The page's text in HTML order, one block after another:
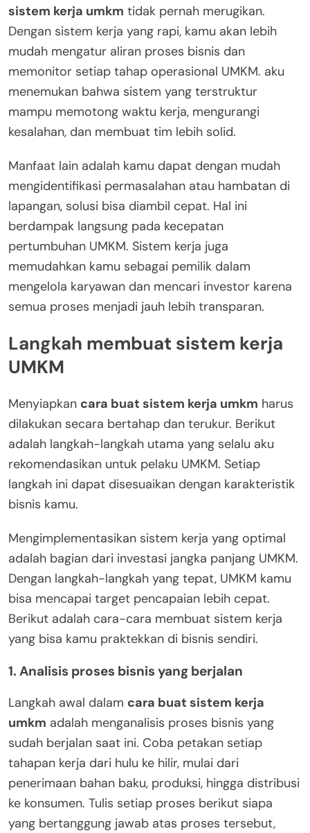
sistem kerja umkm tidak pernah merugikan.
Dengan sistem kerja yang rapi, kamu akan lebih
mudah mengatur aliran proses bisnis dan
memonitor setiap tahap operasional UMKM. aku
menemukan bahwa sistem yang terstruktur
mampu memotong waktu kerja, mengurangi
kesalahan, dan membuat tim lebih solid.
Manfaat lain adalah kamu dapat dengan mudah
mengidentifikasi permasalahan atau hambatan di
lapangan, solusi bisa diambil cepat. Hal ini
berdampak langsung pada kecepatan
pertumbuhan UMKM. Sistem kerja juga
memudahkan kamu sebagai pemilik dalam
mengelola karyawan dan mencari investor karena
semua proses menjadi jauh lebih transparan.
Langkah membuat sistem kerja
UMKM
Menyiapkan cara buat sistem kerja umkm harus
dilakukan secara bertahap dan terukur. Berikut
adalah langkah-langkah utama yang selalu aku
rekomendasikan untuk pelaku UMKM. Setiap
langkah ini dapat disesuaikan dengan karakteristik
bisnis kamu.
Mengimplementasikan sistem kerja yang optimal
adalah bagian dari investasi jangka panjang UMKM.
Dengan langkah-langkah yang tepat, UMKM kamu
bisa mencapai target pencapaian lebih cepat.
Berikut adalah cara-cara membuat sistem kerja
yang bisa kamu praktekkan di bisnis sendiri.
1. Analisis proses bisnis yang berjalan
Langkah awal dalam cara buat sistem kerja
umkm adalah menganalisis proses bisnis yang
sudah berjalan saat ini. Coba petakan setiap
tahapan kerja dari hulu ke hilir, mulai dari
penerimaan bahan baku, produksi, hingga distribusi
ke konsumen. Tulis setiap proses berikut siapa
yang bertanggung jawab atas proses tersebut,